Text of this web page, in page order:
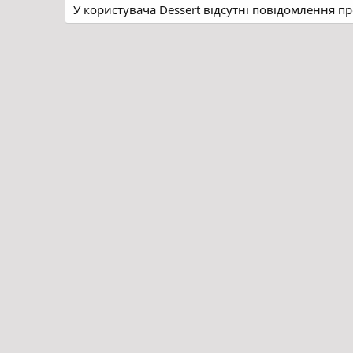
У користувача Dessert відсутні повідомлення